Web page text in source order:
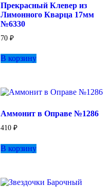
Прекрасный Клевер из
Лимонного Кварца 17мм
№6330
70 ₽
В корзину
Аммонит в Оправе №1286
410 ₽
В корзину